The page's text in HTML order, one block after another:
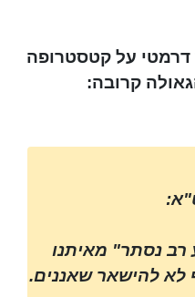
דרמטי על קטסטרופה
קרובה:
נסתר" מאיתנו
לא להישאר שאננים.